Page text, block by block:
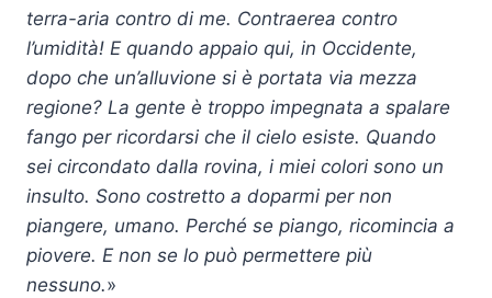
terra-aria contro di me. Contraerea contro
l’umidità! E quando appaio qui, in Occidente,
dopo che un’alluvione si è portata via mezza
regione? La gente è troppo impegnata a spalare
fango per ricordarsi che il cielo esiste. Quando
sei circondato dalla rovina, i miei colori sono un
insulto. Sono costretto a doparmi per non
piangere, umano. Perché se piango, ricomincia a
piovere. E non se lo può permettere più
nessuno.»